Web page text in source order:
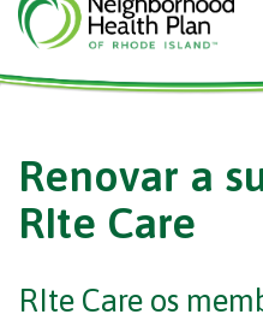
Renovar a
RIte Care
RIte Care os